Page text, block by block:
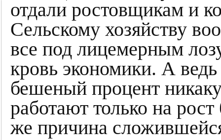
отдали ростовщикам и
Сельскому хозяйству
все под лицемерным
кровь экономики. А
бешеный процент
работают только на
же причина